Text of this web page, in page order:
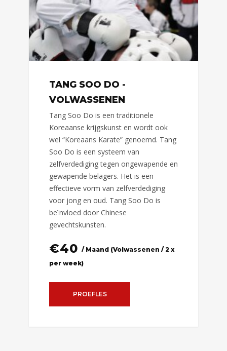
TANG SOO DO -
VOLWASSENEN
Tang Soo Do is een traditionele
Koreaanse krijgskunst en wordt ook
wel “Koreaans Karate” genoemd. Tang
Soo Do is een systeem van
zelfverdediging tegen ongewapende en
gewapende belagers. Het is een
effectieve vorm van zelfverdediging
voor jong en oud. Tang Soo Do is
beïnvloed door Chinese
gevechtskunsten.
€40 / Maand (Volwassenen / 2 x
per week)
PROEFLES